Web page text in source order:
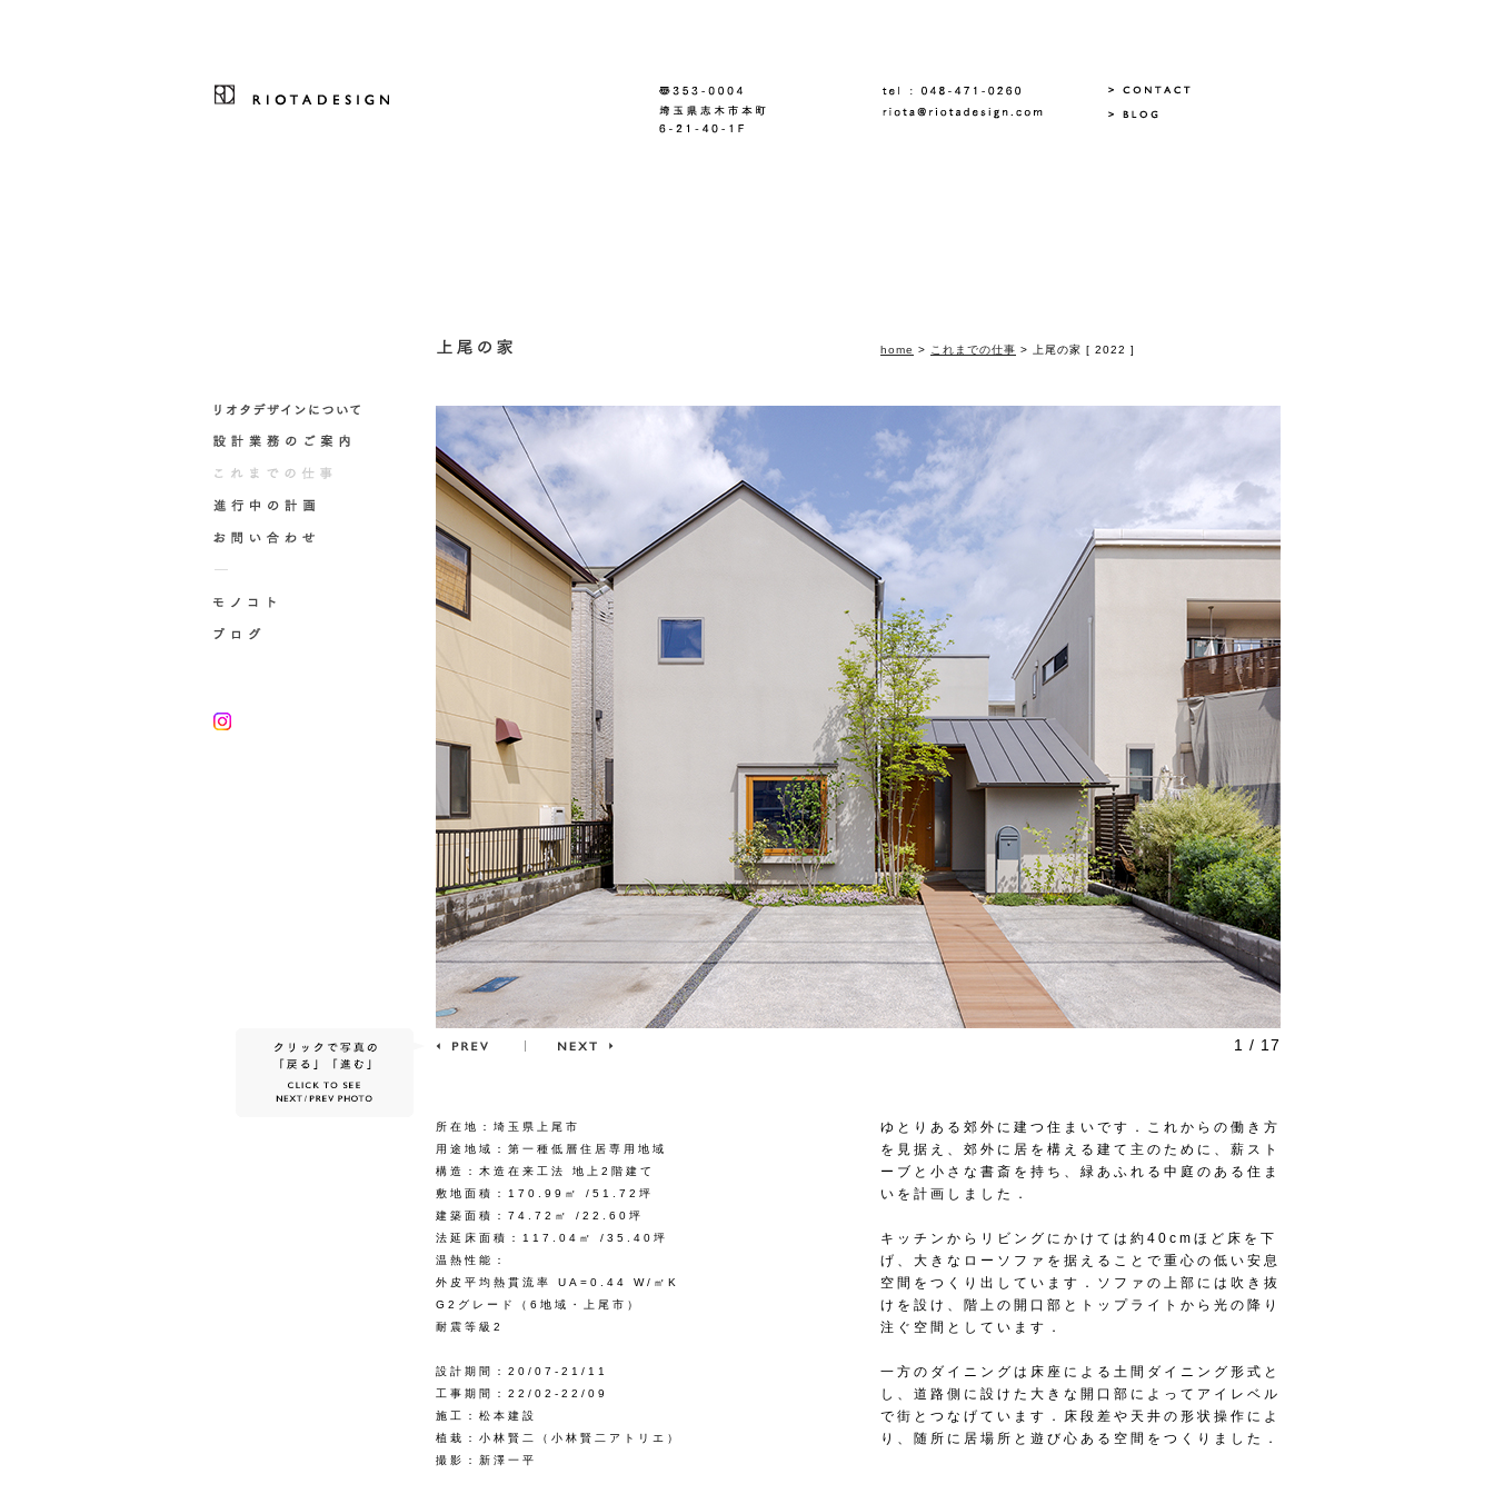
home > これまでの仕事 > 上尾の家 [ 2022 ]
1 / 17
所在地：埼玉県上尾市
用途地域：第一種低層住居専用地域
構造：木造在来工法 地上2階建て
敷地面積：170.99㎡ /51.72坪
建築面積：74.72㎡ /22.60坪
法延床面積：117.04㎡ /35.40坪
温熱性能：
外皮平均熱貫流率 UA=0.44 W/㎡K
G2グレード（6地域・上尾市）
耐震等級2
設計期間：20/07-21/11
工事期間：22/02-22/09
施工：松本建設
植栽：小林賢二（小林賢二アトリエ）
撮影：新澤一平
ゆとりある郊外に建つ住まいです．これからの働き方
を見据え、郊外に居を構える建て主のために、薪スト
ーブと小さな書斎を持ち、緑あふれる中庭のある住ま
いを計画しました．
キッチンからリビングにかけては約40cmほど床を下
げ、大きなローソファを据えることで重心の低い安息
空間をつくり出しています．ソファの上部には吹き抜
けを設け、階上の開口部とトップライトから光の降り
注ぐ空間としています．
一方のダイニングは床座による土間ダイニング形式と
し、道路側に設けた大きな開口部によってアイレベル
で街とつなげています．床段差や天井の形状操作によ
り、随所に居場所と遊び心ある空間をつくりました．